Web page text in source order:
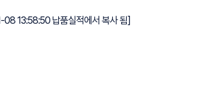
08 13:58:50 납품실적에서 복사 됨]